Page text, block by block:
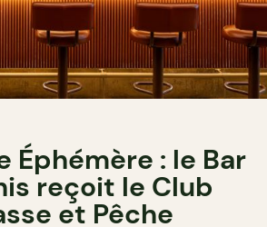
Éphémère : le Bar
reçoit le Club
et Pêche